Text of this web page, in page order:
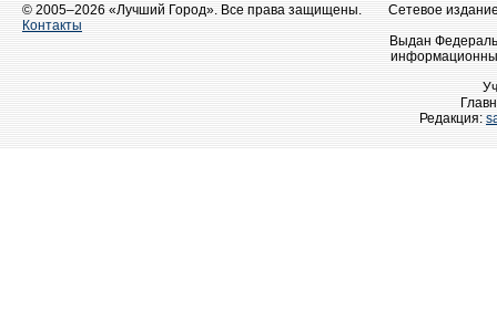
© 2005–2026 «Лучший Город». Все права защищены.
Контакты
Сетевое
Выдан
Редакция: